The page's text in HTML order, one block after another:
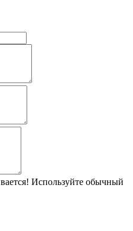
Используйте обычный